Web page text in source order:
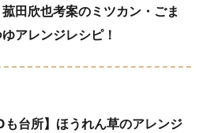
田欣也考案のミツカン・ごま
アレンジレシピ！
も台所】ほうれん草のアレンジ